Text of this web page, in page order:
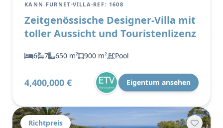
KANN FURNET VILLA REF: 1608
Zeitgenössische Designer-Villa mit
toller Aussicht und Touristenlizenz
6 7 650 m² 900 m² Pool
4,400,000 € Eigentum ansehen
Richtpreis